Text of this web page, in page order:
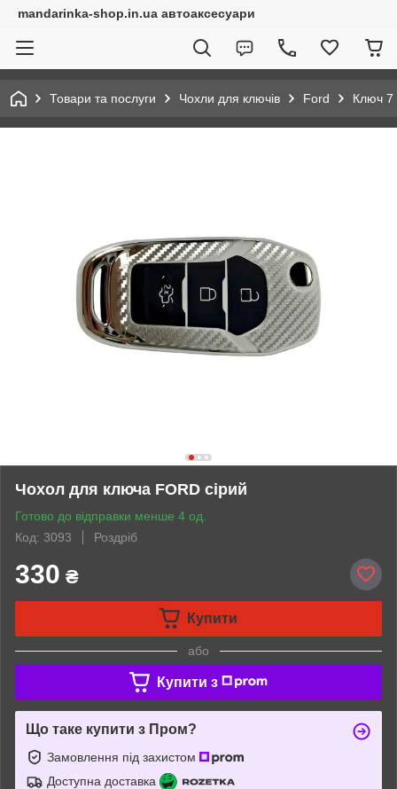
mandarinka-shop.in.ua автоаксесуари
Товари та послуги Чохли для ключів Ford Ключ 7
Чохол для ключа FORD сірий
Готово до відправки менше 4 од.
Код: 3093
Роздріб
330 ₴
Купити
або
Купити з
Що таке купити з Пром?
Замовлення під захистом
Доступна доставка